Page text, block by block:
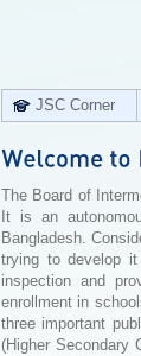
JSC Corner
The Board of
It is an
Bangladesh.
trying to develop
inspection and
enrollment in
three important
(Higher Secondary